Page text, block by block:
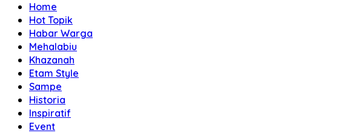
Home
Hot Topik
Habar Warga
Mehalabiu
Khazanah
Etam Style
Sampe
Historia
Inspiratif
Event